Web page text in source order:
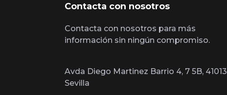
Contacta con nosotros
Contacta con nosotros para más
información sin ningún compromiso.
Avda Diego Martinez Barrio 4, 7 5B, 41013
Sevilla